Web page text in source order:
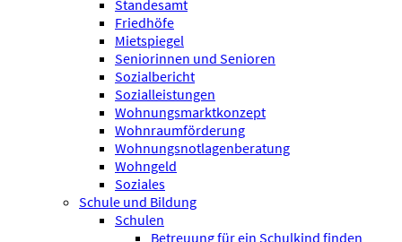
Standesamt
Friedhöfe
Mietspiegel
Seniorinnen und Senioren
Sozialbericht
Sozialleistungen
Wohnungsmarktkonzept
Wohnraumförderung
Wohnungsnotlagenberatung
Wohngeld
Soziales
Schule und Bildung
Schulen
Betreuung für ein Schulkind finden